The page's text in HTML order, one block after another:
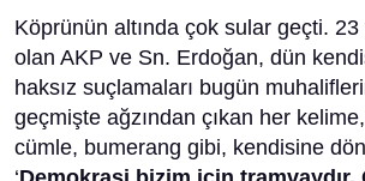
Köprünün altında çok sular geçti. 23
olan AKP ve Sn. Erdoğan, dün
haksız suçlamaları bugün
geçmişte ağzından çıkan her kelime,
cümle, bumerang gibi, kendisine